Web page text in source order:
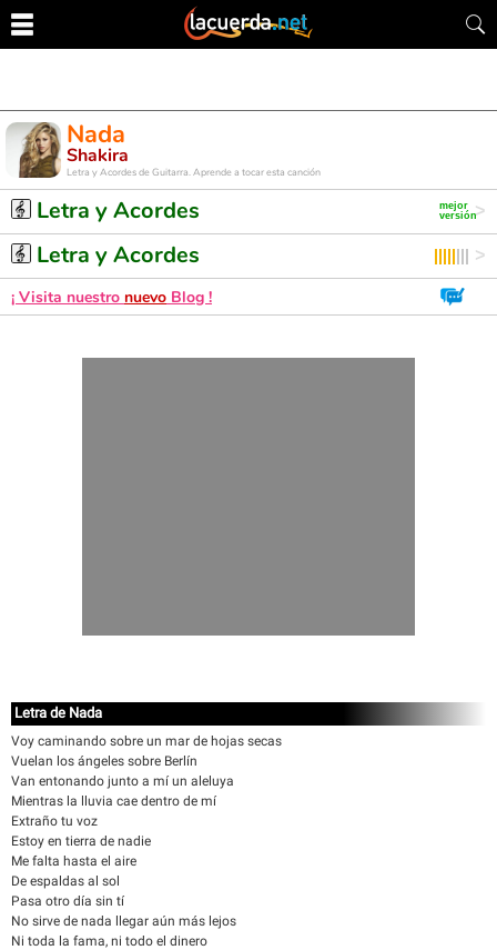
Nada
Shakira
Letra y Acordes de Guitarra. Aprende a tocar esta canción
Letra y Acordes
Letra y Acordes
¡ Visita nuestro nuevo Blog !
Letra de Nada
Voy caminando sobre un mar de hojas secas
Vuelan los ángeles sobre Berlín
Van entonando junto a mí un aleluya
Mientras la lluvia cae dentro de mí
Extraño tu voz
Estoy en tierra de nadie
Me falta hasta el aire
De espaldas al sol
Pasa otro día sin tí
No sirve de nada llegar aún más lejos
Ni toda la fama, ni todo el dinero